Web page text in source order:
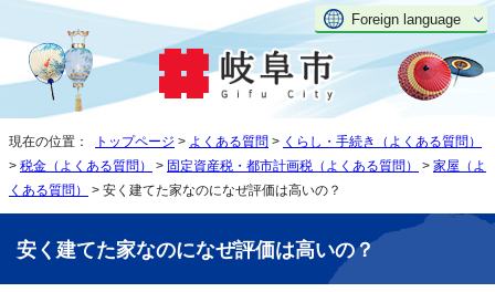
Foreign language
現在の位置： トップページ > よくある質問 > くらし・手続き（よくある質問）
> 税金（よくある質問） > 固定資産税・都市計画税（よくある質問） > 家屋（よ
くある質問）
> 安く建てた家なのになぜ評価は高いの？
安く建てた家なのになぜ評価は高いの？